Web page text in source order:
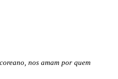
nos amam por quem